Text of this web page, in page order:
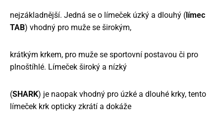
nejzákladnější. Jedná se o límeček úzký a dlouhý (límec
TAB) vhodný pro muže se širokým,
krátkým krkem, pro muže se sportovní postavou či pro
plnoštíhlé. Límeček široký a nízký
(SHARK) je naopak vhodný pro úzké a dlouhé krky, tento
límeček krk opticky zkrátí a dokáže